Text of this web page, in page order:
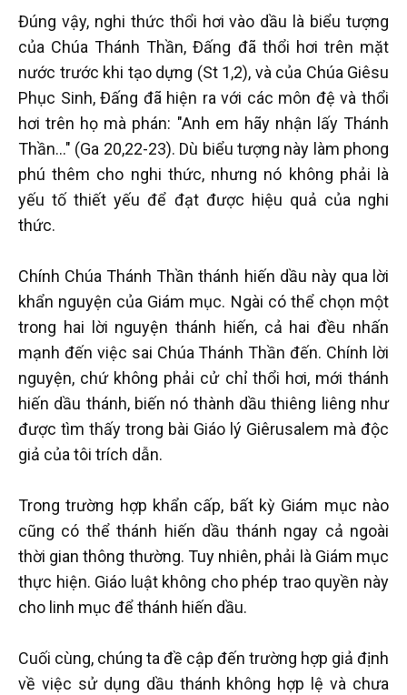
Đúng vậy, nghi thức thổi hơi vào dầu là biểu tượng
của Chúa Thánh Thần, Đấng đã thổi hơi trên mặt
nước trước khi tạo dựng (St 1,2), và của Chúa Giêsu
Phục Sinh, Đấng đã hiện ra với các môn đệ và thổi
hơi trên họ mà phán: "Anh em hãy nhận lấy Thánh
Thần…" (Ga 20,22-23). Dù biểu tượng này làm phong
phú thêm cho nghi thức, nhưng nó không phải là
yếu tố thiết yếu để đạt được hiệu quả của nghi
thức.
Chính Chúa Thánh Thần thánh hiến dầu này qua lời
khẩn nguyện của Giám mục. Ngài có thể chọn một
trong hai lời nguyện thánh hiến, cả hai đều nhấn
mạnh đến việc sai Chúa Thánh Thần đến. Chính lời
nguyện, chứ không phải cử chỉ thổi hơi, mới thánh
hiến dầu thánh, biến nó thành dầu thiêng liêng như
được tìm thấy trong bài Giáo lý Giêrusalem mà độc
giả của tôi trích dẫn.
Trong trường hợp khẩn cấp, bất kỳ Giám mục nào
cũng có thể thánh hiến dầu thánh ngay cả ngoài
thời gian thông thường. Tuy nhiên, phải là Giám mục
thực hiện. Giáo luật không cho phép trao quyền này
cho linh mục để thánh hiến dầu.
Cuối cùng, chúng ta đề cập đến trường hợp giả định
về việc sử dụng dầu thánh không hợp lệ và chưa